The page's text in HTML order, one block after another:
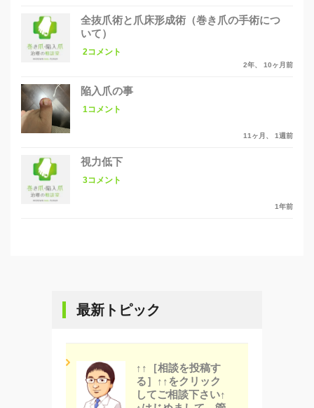
全抜爪術と爪床形成術（巻き爪の手術につ
いて）
2コメント
2年、 10ヶ月前
陥入爪の事
1コメント
11ヶ月、 1週前
視力低下
3コメント
1年前
最新トピック
↑↑［相談を投稿す
る］↑↑をクリック
してご相談下さい↑